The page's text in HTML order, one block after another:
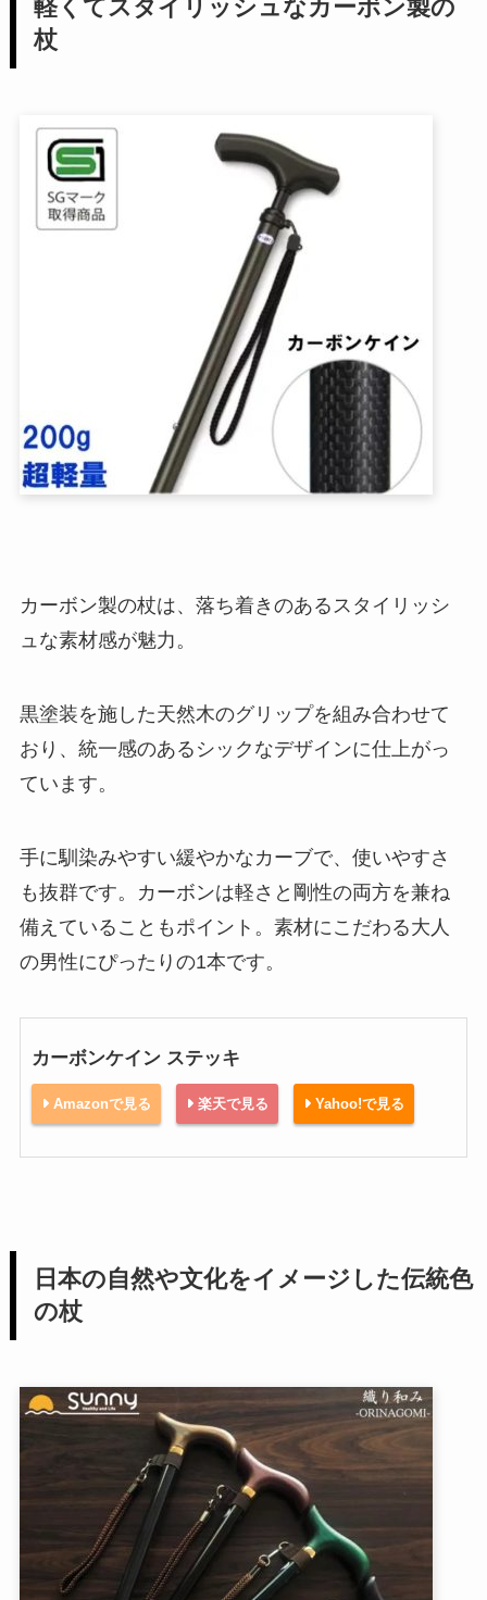
軽くてスタイリッシュなカーボン製の
杖
カーボン製の杖は、落ち着きのあるスタイリッシ
ュな素材感が魅力。
黒塗装を施した天然木のグリップを組み合わせて
おり、統一感のあるシックなデザインに仕上がっ
ています。
手に馴染みやすい緩やかなカーブで、使いやすさ
も抜群です。カーボンは軽さと剛性の両方を兼ね
備えていることもポイント。素材にこだわる大人
の男性にぴったりの1本です。
カーボンケイン ステッキ
Amazonで見る 楽天で見る Yahoo!で見る
日本の自然や文化をイメージした伝統色
の杖